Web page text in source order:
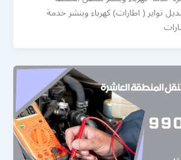
تواير ( اطارات) كهرباء وبنشر خدمة